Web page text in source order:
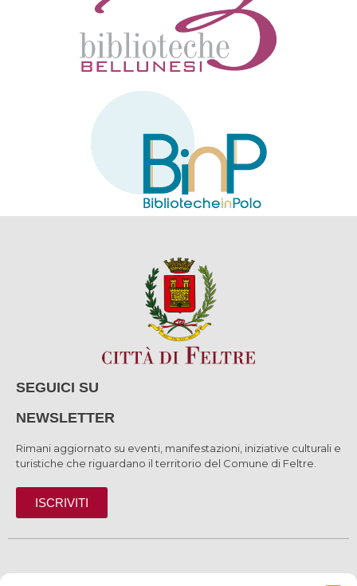
SEGUICI SU
NEWSLETTER
Rimani aggiornato su eventi, manifestazioni, iniziative culturali e
turistiche che riguardano il territorio del Comune di Feltre.
ISCRIVITI